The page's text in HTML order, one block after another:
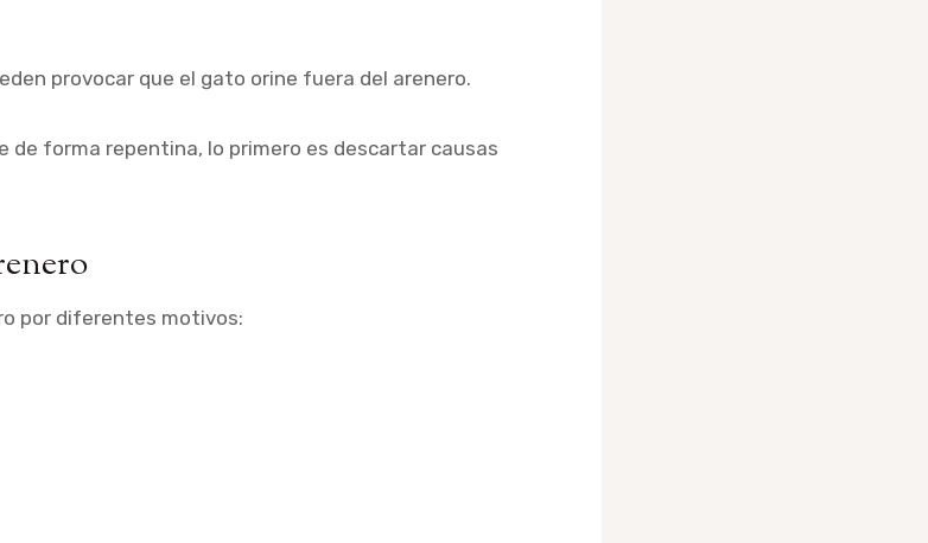
provocar que el gato orine fuera del arenero.
de forma repentina, lo primero es descartar causas
por diferentes motivos: